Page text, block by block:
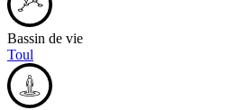
Bassin de vie
Toul